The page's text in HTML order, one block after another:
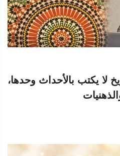
لا يكتب بالأحداث وحدها،